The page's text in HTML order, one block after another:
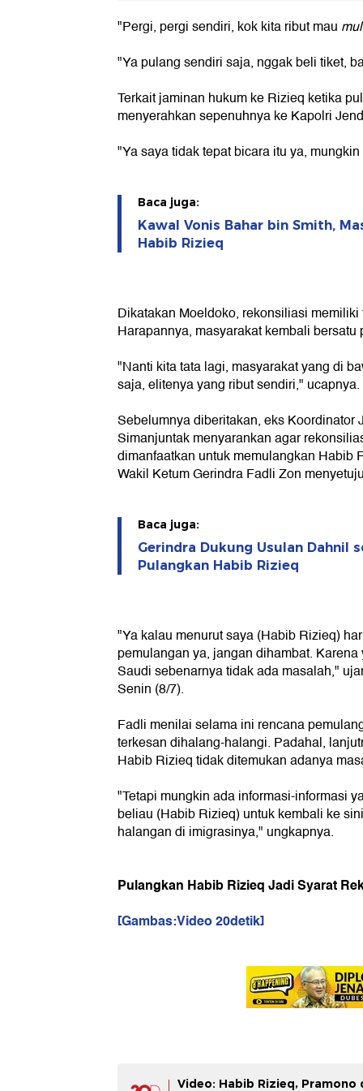
"Pergi, pergi sendiri, kok kita ribut mau
"Ya pulang sendiri saja, nggak beli tiket,
Terkait jaminan hukum ke Rizieq ketika
menyerahkan sepenuhnya ke Kapolri
"Ya saya tidak tepat bicara itu ya,
Baca juga:
Kawal Vonis Bahar bin Smith,
Habib Rizieq
Dikatakan Moeldoko, rekonsiliasi
Harapannya, masyarakat kembali bersatu
"Nanti kita tata lagi, masyarakat yang di
saja, elitenya yang ribut sendiri," ucapnya.
Sebelumnya diberitakan, eks Koordinator
Simanjuntak menyarankan agar
dimanfaatkan untuk memulangkan Habib
Wakil Ketum Gerindra Fadli Zon
Baca juga:
Gerindra Dukung Usulan Dahnil
Pulangkan Habib Rizieq
"Ya kalau menurut saya (Habib Rizieq)
pemulangan ya, jangan dihambat.
Saudi sebenarnya tidak ada masalah,"
Senin (8/7).
Fadli menilai selama ini rencana
terkesan dihalang-halangi. Padahal,
Habib Rizieq tidak ditemukan adanya
"Tetapi mungkin ada informasi-informasi
beliau (Habib Rizieq) untuk kembali ke
halangan di imigrasinya," ungkapnya.
Pulangkan Habib Rizieq Jadi Syarat
[Gambas:Video 20detik]
Video: Habib Rizieq, Pramono